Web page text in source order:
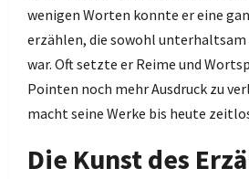
wenigen Worten konnte er eine
erzählen, die sowohl
war. Oft setzte er Reime und
Pointen noch mehr Ausdruck zu
macht seine Werke bis heute
Die Kunst des